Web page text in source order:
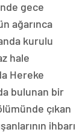
gece
ağarınca
kurulu
hale
Hereke
bulunan bir
çıkan
ihbarı